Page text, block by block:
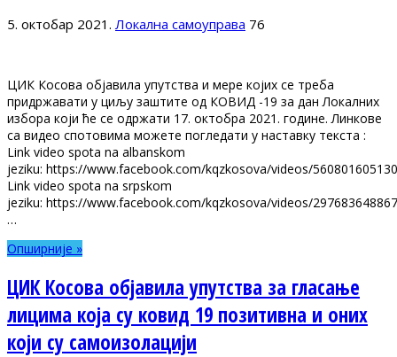
5. октобар 2021. Локална самоуправа 76
ЦИК Косова објавила упутства и мере којих се треба
придржавати у циљу заштите од КОВИД -19 за дан Локалних
избора који ће се одржати 17. октобра 2021. године. Линкове
са видео спотовима можете погледати у наставку текста :
Link video spota na albanskom
jeziku: https://www.facebook.com/kqzkosova/videos/
Link video spota na srpskom
jeziku: https://www.facebook.com/kqzkosova/videos/
…
Опширније »
ЦИК Косова објавила упутства за гласање
лицима која су ковид 19 позитивна и оних
који су самоизолацији